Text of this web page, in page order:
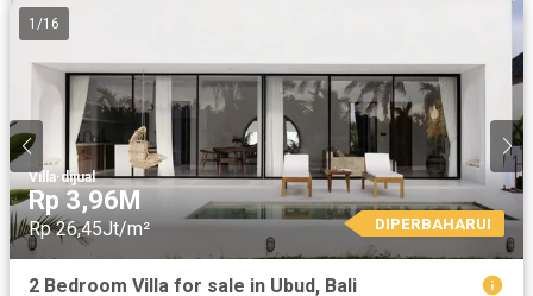
1 /16
Villa·dijual
Rp 3,96M
Rp 26,45Jt/m² DIPERBAHARUI
2 Bedroom Villa for sale in Ubud, Bali